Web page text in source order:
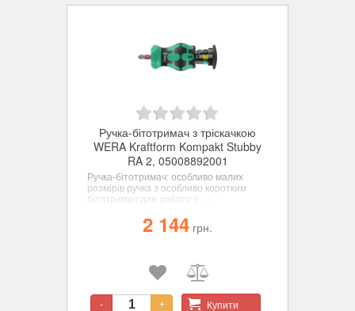
Ручка-бітотримач з тріскачкою
WERA Kraftform Kompakt Stubby
RA 2, 05008892001
Ручка-бітотримач: особливо малих
розмірів ручка з особливо коротким
бітотримач для роботи у
тонким механізмом зачеплення
забезпечує малий кут повернення.
блокування, вліво). У набір включені 6
біт, загартовані до в'язкої твердості,
ручці.
2 144 грн.
- + Купити